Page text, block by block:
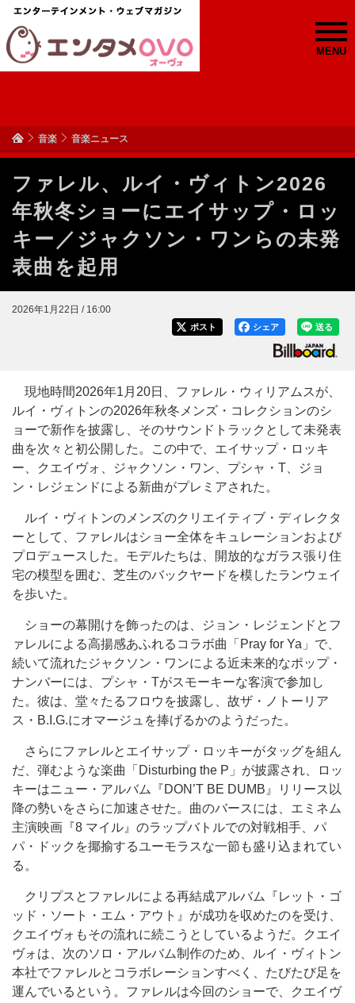
MENU
音楽 音楽ニュース
ファレル、ルイ・ヴィトン2026
年秋冬ショーにエイサップ・ロッ
キー／ジャクソン・ワンらの未発
表曲を起用
2026年1月22日 / 16:00
送る
シェア
ポスト
現地時間2026年1月20日、ファレル・ウィリアムスが、
ルイ・ヴィトンの2026年秋冬メンズ・コレクションのシ
ョーで新作を披露し、そのサウンドトラックとして未発表
曲を次々と初公開した。この中で、エイサップ・ロッキ
ー、クエイヴォ、ジャクソン・ワン、プシャ・T、ジョ
ン・レジェンドによる新曲がプレミアされた。
ルイ・ヴィトンのメンズのクリエイティブ・ディレクタ
ーとして、ファレルはショー全体をキュレーションおよび
プロデュースした。モデルたちは、開放的なガラス張り住
宅の模型を囲む、芝生のバックヤードを模したランウェイ
を歩いた。
ショーの幕開けを飾ったのは、ジョン・レジェンドとフ
ァレルによる高揚感あふれるコラボ曲「Pray for Ya」で、
続いて流れたジャクソン・ワンによる近未来的なポップ・
ナンバーには、プシャ・Tがスモーキーな客演で参加し
た。彼は、堂々たるフロウを披露し、故ザ・ノトーリア
ス・B.I.G.にオマージュを捧げるかのようだった。
さらにファレルとエイサップ・ロッキーがタッグを組ん
だ、弾むような楽曲「Disturbing the P」が披露され、ロッ
キーはニュー・アルバム『DON’T BE DUMB』リリース以
降の勢いをさらに加速させた。曲のバースには、エミネム
主演映画『8 マイル』のラップバトルでの対戦相手、パ
パ・ドックを揶揄するユーモラスな一節も盛り込まれてい
る。
クリプスとファレルによる再結成アルバム『レット・ゴ
ッド・ソート・エム・アウト』が成功を収めたのを受け、
クエイヴォもその流れに続こうとしているようだ。クエイ
ヴォは、次のソロ・アルバム制作のため、ルイ・ヴィトン
本社でファレルとコラボレーションすべく、たびたび足を
運んでいるという。ファレルは今回のショーで、クエイヴ